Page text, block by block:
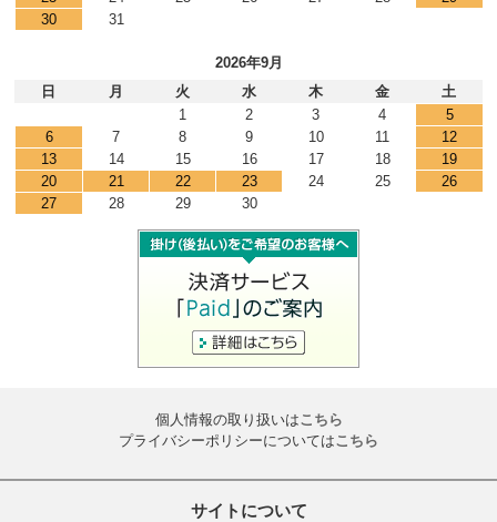
30
31
2026年9月
日
月 火 水 木 金
土
1
2 3 4
5
6
7 8 9 10 11
12
13
14 15 16 17 18
19
20
21 22 23 24 25
26
27
28 29 30
個人情報の取り扱いはこちら
プライバシーポリシーについてはこちら
サイトについて